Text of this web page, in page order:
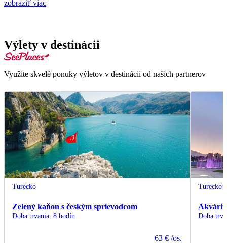
zobraziť viac
Výlety v destinácii
Využite skvelé ponuky výletov v destinácii od našich partnerov
Turecko
Zelený kaňon s českým sprievodcom
Doba trvania: 8 hodín
63 € /os.
Turecko
Doba